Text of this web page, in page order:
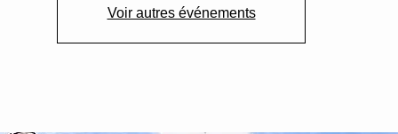
Voir autres événements